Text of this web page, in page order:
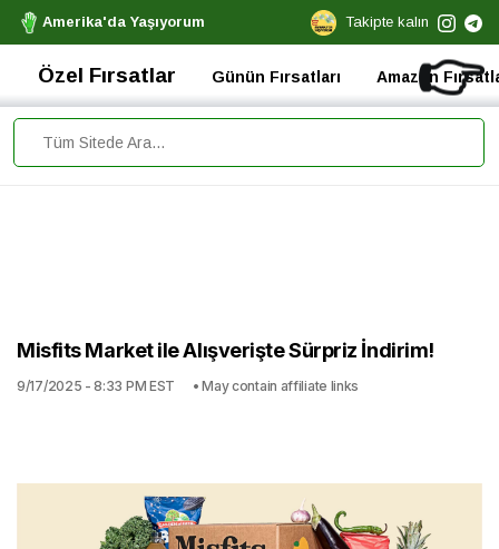
Amerika'da Yaşıyorum Takipte kalın
👉
Özel Fırsatlar Günün Fırsatları Amazon
Misfits Market ile Alışverişte Sürpriz İndirim!
9/17/2025 - 8:33 PM EST • May contain affiliate links